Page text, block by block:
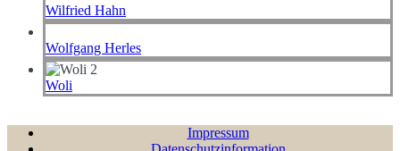
Wilfried Hahn
Wolfgang Herles
Woli
Impressum